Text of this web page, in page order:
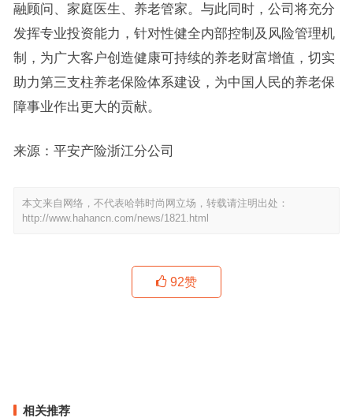
融顾问、家庭医生、养老管家。与此同时，公司将充分
发挥专业投资能力，针对性健全内部控制及风险管理机
制，为广大客户创造健康可持续的养老财富增值，切实
助力第三支柱养老保险体系建设，为中国人民的养老保
障事业作出更大的贡献。
来源：平安产险浙江分公司
本文来自网络，不代表哈韩时尚网立场，转载请注明出处：
http://www.hahancn.com/news/1821.html
92赞
相关推荐